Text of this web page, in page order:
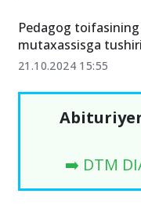
Pedagog
mutaxassisga
21.10.2024 15:55
➡️ DTM